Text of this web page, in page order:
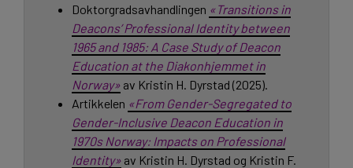
Doktorgradsavhandlingen «Transitions in
Deacons’ Professional Identity between
1965 and 1985: A Case Study of Deacon
Education at the Diakonhjemmet in
Norway» av Kristin H. Dyrstad (2025).
Artikkelen «From Gender-Segregated to
Gender-Inclusive Deacon Education in
1970s Norway: Impacts on Professional
Identity» av Kristin H. Dyrstad og Kristin F.